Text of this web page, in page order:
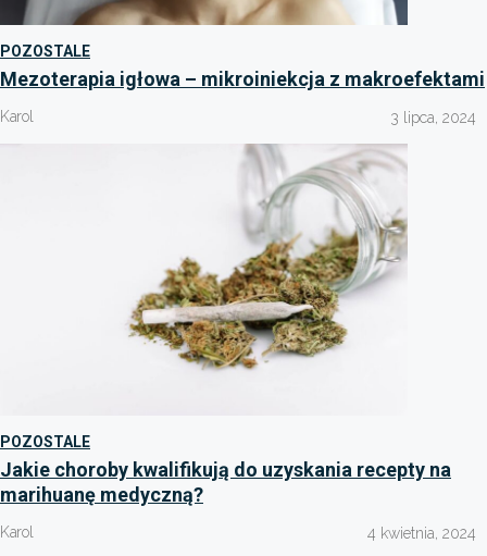
POZOSTALE
Mezoterapia igłowa – mikroiniekcja z makroefektami
Karol 3 lipca, 2024
POZOSTALE
Jakie choroby kwalifikują do uzyskania recepty na
marihuanę medyczną?
Karol 4 kwietnia, 2024